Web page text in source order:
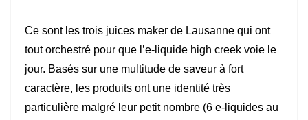
Ce sont les trois juices maker de Lausanne qui ont
tout orchestré pour que l’e-liquide high creek voie le
jour. Basés sur une multitude de saveur à fort
caractère, les produits ont une identité très
particulière malgré leur petit nombre (6 e-liquides au